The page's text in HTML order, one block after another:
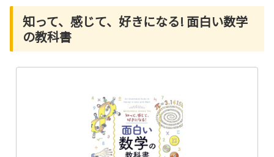
知って、感じて、好きになる! 面白い数学
の教科書